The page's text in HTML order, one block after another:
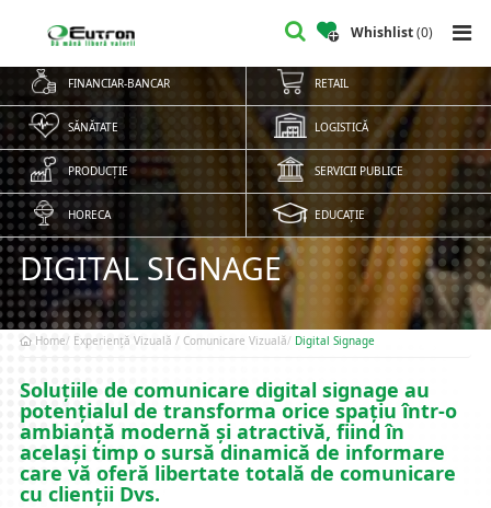
Whishlist(0)
FINANCIAR-BANCAR RETAIL
SĂNĂTATE LOGISTICĂ
PRODUCȚIE SERVICII PUBLICE
HORECA EDUCAȚIE
DIGITAL SIGNAGE
Home Experiență Vizuală / Comunicare Vizuală Digital Signage
Soluțiile de comunicare digital signage au
potențialul de transforma orice spațiu într-o
ambianță modernă și atractivă, fiind în
același timp o sursă dinamică de informare
care vă oferă libertate totală de comunicare
cu clienții Dvs.